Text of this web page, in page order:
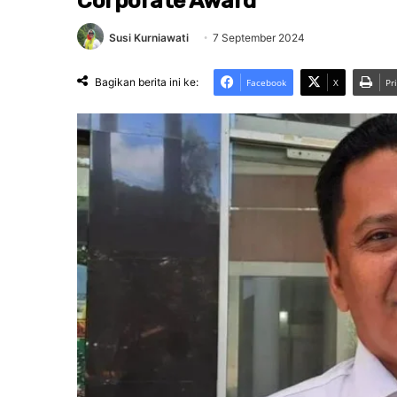
Susi Kurniawati 7 September 2024
Bagikan berita ini ke: Facebook X